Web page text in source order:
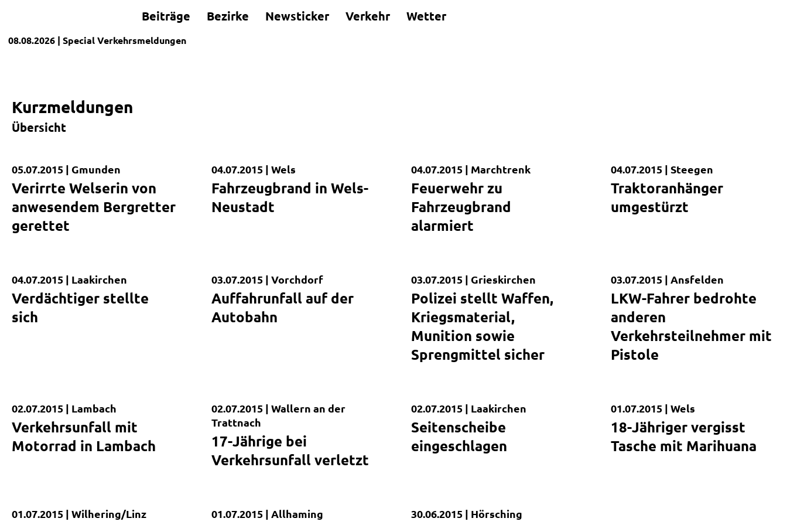
Beiträge Bezirke Newsticker Verkehr Wetter
08.08.2026 | SpecialVerkehrsmeldungen
Kurzmeldungen
Übersicht
Kurzmeldung
05.07.2015 | Gmunden
Verirrte Welserin von
anwesendem Bergretter
gerettet
Kurzmeldung
04.07.2015 | Wels
Fahrzeugbrand in Wels-
Neustadt
Kurzmeldung
04.07.2015 | Marchtrenk
Feuerwehr zu
Fahrzeugbrand
alarmiert
Kurzmeldung
04.07.2015 | Steegen
Traktoranhänger
umgestürzt
Kurzmeldung
04.07.2015 | Laakirchen
Verdächtiger stellte
sich
Kurzmeldung
03.07.2015 | Vorchdorf
Auffahrunfall auf der
Autobahn
Kurzmeldung
03.07.2015 | Grieskirchen
Polizei stellt Waffen,
Kriegsmaterial,
Munition sowie
Sprengmittel sicher
Kurzmeldung
03.07.2015 | Ansfelden
LKW-Fahrer bedrohte
anderen
Verkehrsteilnehmer mit
Pistole
Kurzmeldung
02.07.2015 | Lambach
Verkehrsunfall mit
Motorrad in Lambach
Kurzmeldung
02.07.2015 | Wallern an der
Trattnach
17-Jährige bei
Verkehrsunfall verletzt
Kurzmeldung
02.07.2015 | Laakirchen
Seitenscheibe
eingeschlagen
Kurzmeldung
01.07.2015 | Wels
18-Jähriger vergisst
Tasche mit Marihuana
01.07.2015 | Wilhering/Linz 01.07.2015 | Allhaming 30.06.2015 | Hörsching